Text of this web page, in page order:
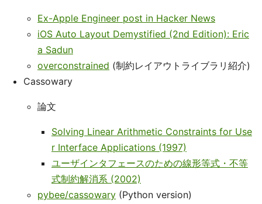
Ex-Apple Engineer post in Hacker News
iOS Auto Layout Demystified (2nd Edition): Eric
a Sadun
overconstrained (制約レイアウトライブラリ紹介)
Cassowary
論文
Solving Linear Arithmetic Constraints for Use
r Interface Applications (1997)
ユーザインタフェースのための線形等式・不等
式制約解消系 (2002)
pybee/cassowary (Python version)